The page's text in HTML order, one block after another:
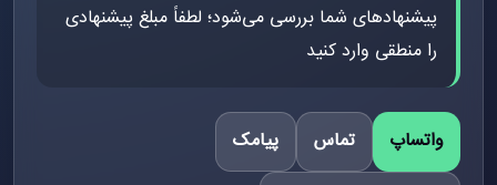
پیشنهادهای شما بررسی می‌شود؛ لطفاً مبلغ پیشنهادی
را منطقی وارد کنید
واتساپ تماس
پیامک